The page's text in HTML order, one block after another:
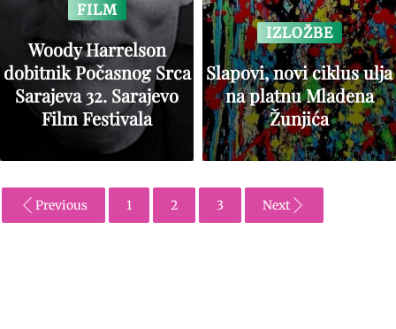
FILM
Woody Harrelson
dobitnik Počasnog Srca
Sarajeva 32. Sarajevo
Film Festivala
IZLOŽBE
Slapovi, novi ciklus ulja
na platnu Mladena
Žunjića
Previous 1 2 3 Next